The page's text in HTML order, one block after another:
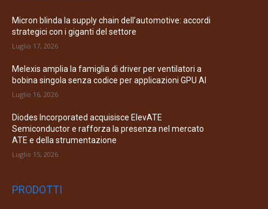
Micron blinda la supply chain dell’automotive: accordi
strategici con i giganti del settore
Luglio 17, 2026
Melexis amplia la famiglia di driver per ventilatori a
bobina singola senza codice per applicazioni GPU AI
Luglio 16, 2026
Diodes Incorporated acquisisce ElevATE
Semiconductor e rafforza la presenza nel mercato
ATE e della strumentazione
Luglio 15, 2026
PRODOTTI